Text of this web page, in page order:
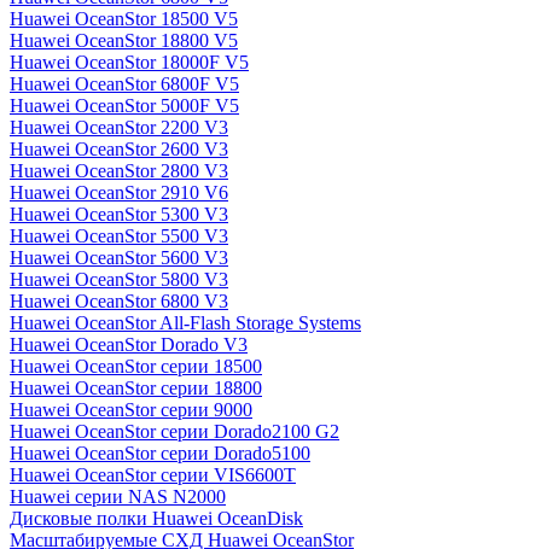
Huawei OceanStor 18500 V5
Huawei OceanStor 18800 V5
Huawei OceanStor 18000F V5
Huawei OceanStor 6800F V5
Huawei OceanStor 5000F V5
Huawei OceanStor 2200 V3
Huawei OceanStor 2600 V3
Huawei OceanStor 2800 V3
Huawei OceanStor 2910 V6
Huawei OceanStor 5300 V3
Huawei OceanStor 5500 V3
Huawei OceanStor 5600 V3
Huawei OceanStor 5800 V3
Huawei OceanStor 6800 V3
Huawei OceanStor All-Flash Storage Systems
Huawei OceanStor Dorado V3
Huawei OceanStor серии 18500
Huawei OceanStor серии 18800
Huawei OceanStor серии 9000
Huawei OceanStor серии Dorado2100 G2
Huawei OceanStor серии Dorado5100
Huawei OceanStor серии VIS6600T
Huawei серии NAS N2000
Дисковые полки Huawei OceanDisk
Масштабируемые СХД Huawei OceanStor